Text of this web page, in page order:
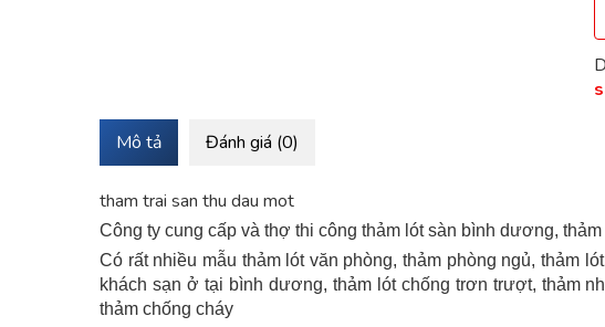
Mô tả Đánh giá (0)
tham trai san thu dau mot
Công ty cung cấp và thợ thi công thảm lót sàn bình dương,
Có rất nhiều mẫu thảm lót văn phòng, thảm phòng ngủ, thảm
khách sạn ở tại bình dương, thảm lót chống trơn trượt, thảm
thảm chống cháy